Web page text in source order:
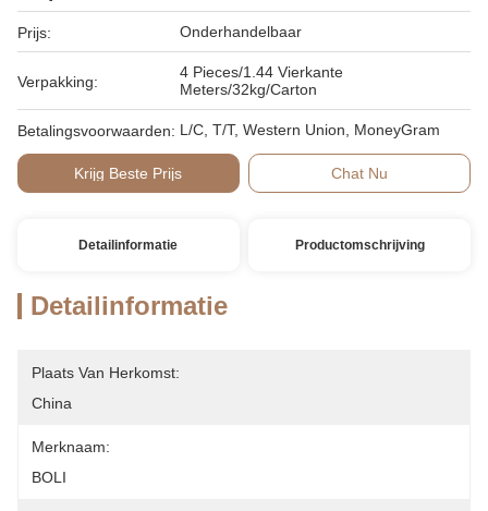
Prijs: Onderhandelbaar
Verpakking:
4 Pieces/1.44 Vierkante
Meters/32kg/Carton
Betalingsvoorwaarden: L/C, T/T, Western Union, MoneyGram
Krijg Beste Prijs Chat Nu
Detailinformatie Productomschrijving
Detailinformatie
Plaats Van Herkomst:
China
Merknaam:
BOLI